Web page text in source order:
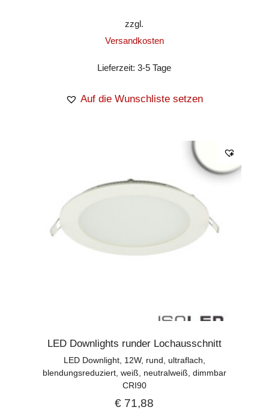
zzgl.
Versandkosten
Lieferzeit:3-5 Tage
Auf die Wunschliste setzen
LED Downlights runder Lochausschnitt
LED Downlight, 12W, rund, ultraflach,
blendungsreduziert, weiß, neutralweiß, dimmbar
CRI90
€ 71,88